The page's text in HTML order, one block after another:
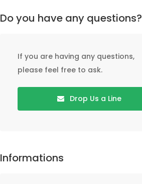
Do you have any questions?
If you are having any questions,
please feel free to ask.
Drop Us a Line
Informations